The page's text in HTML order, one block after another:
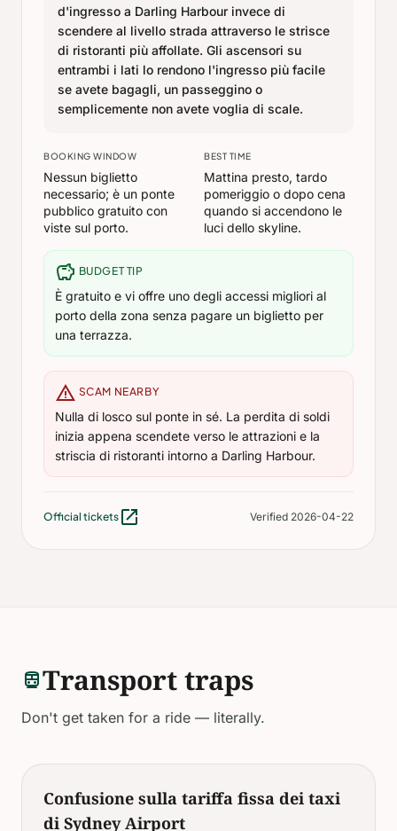
d'ingresso a Darling Harbour invece di
scendere al livello strada attraverso le strisce
di ristoranti più affollate. Gli ascensori su
entrambi i lati lo rendono l'ingresso più facile
se avete bagagli, un passeggino o
semplicemente non avete voglia di scale.
BOOKING WINDOW
Nessun biglietto
necessario; è un ponte
pubblico gratuito con
viste sul porto.
BEST TIME
Mattina presto, tardo
pomeriggio o dopo cena
quando si accendono le
luci dello skyline.
savings BUDGET TIP
È gratuito e vi offre uno degli accessi migliori al
porto della zona senza pagare un biglietto per
una terrazza.
warning SCAM NEARBY
Nulla di losco sul ponte in sé. La perdita di soldi
inizia appena scendete verso le attrazioni e la
striscia di ristoranti intorno a Darling Harbour.
Official tickets open_in_new Verified 2026-04-22
directions_transitTransport traps
Don't get taken for a ride — literally.
Confusione sulla tariffa fissa dei taxi
di Sydney Airport